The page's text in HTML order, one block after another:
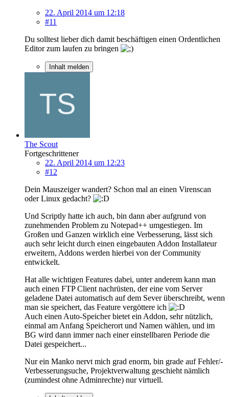
22. April 2014 um 12:18
#11
Du solltest lieber dich damit beschäftigen einen Ordentlichen
Editor zum laufen zu bringen
Inhalt melden
The Scout
Fortgeschrittener
22. April 2014 um 12:23
#12
Dein Mauszeiger wandert? Schon mal an einen Virenscan
oder Linux gedacht?
Und Scriptly hatte ich auch, bin dann aber aufgrund von
zunehmenden Problem zu Notepad++ umgestiegen. Im
Großen und Ganzen wirklich eine Verbesserung, lässt sich
auch sehr leicht durch einen eingebauten Addon Installateur
erweitern, Addons werden hierbei von der Community
entwickelt.
Hat alle wichtigen Features dabei, unter anderem kann man
auch einen FTP Client nachrüsten, der eine vom Server
geladene Datei automatisch auf dem Sever überschreibt, wenn
man sie speichert, das Feature vergöttere ich
Auch einen Auto-Speicher bietet ein Addon, sehr nützlich,
einmal am Anfang Speicherort und Namen wählen, und im
BG wird dann immer nach einer einstellbaren Periode die
Datei gespeichert...
Nur ein Manko nervt mich grad enorm, bin grade auf Fehler/-
Verbesserungsuche, Projektverwaltung geschieht nämlich
(zumindest ohne Adminrechte) nur virtuell.